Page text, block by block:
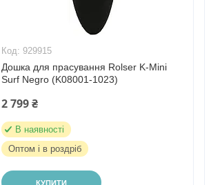
929915
Дошка для прасування Rolser K-Mini
Surf Negro (K08001-1023)
2 799 ₴
В наявності
Оптом і в роздріб
КУПИТИ